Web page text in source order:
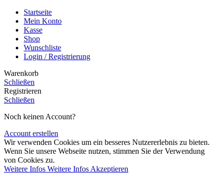
Startseite
Mein Konto
Kasse
Shop
Wunschliste
Login / Registrierung
Warenkorb
Schließen
Registrieren
Schließen
Noch keinen Account?
Account erstellen
Wir verwenden Cookies um ein besseres Nutzererlebnis zu bieten.
Wenn Sie unsere Webseite nutzen, stimmen Sie der Verwendung
von Cookies zu.
Weitere Infos Weitere Infos Akzeptieren